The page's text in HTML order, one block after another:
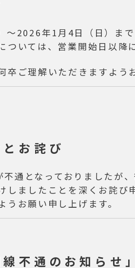
～2026年1月4日（日）まで
いては、営業開始日以降
ご理解いただきますよう
お詫び
通となっておりましたが
ましたことを深くお詫び
お願い申し上げます。
不通のお知らせ」